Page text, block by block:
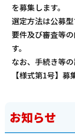
を募集します。
選定方法は公募
要件及び審査等
す。
なお、手続き等
【様式第1号】募
お知らせ